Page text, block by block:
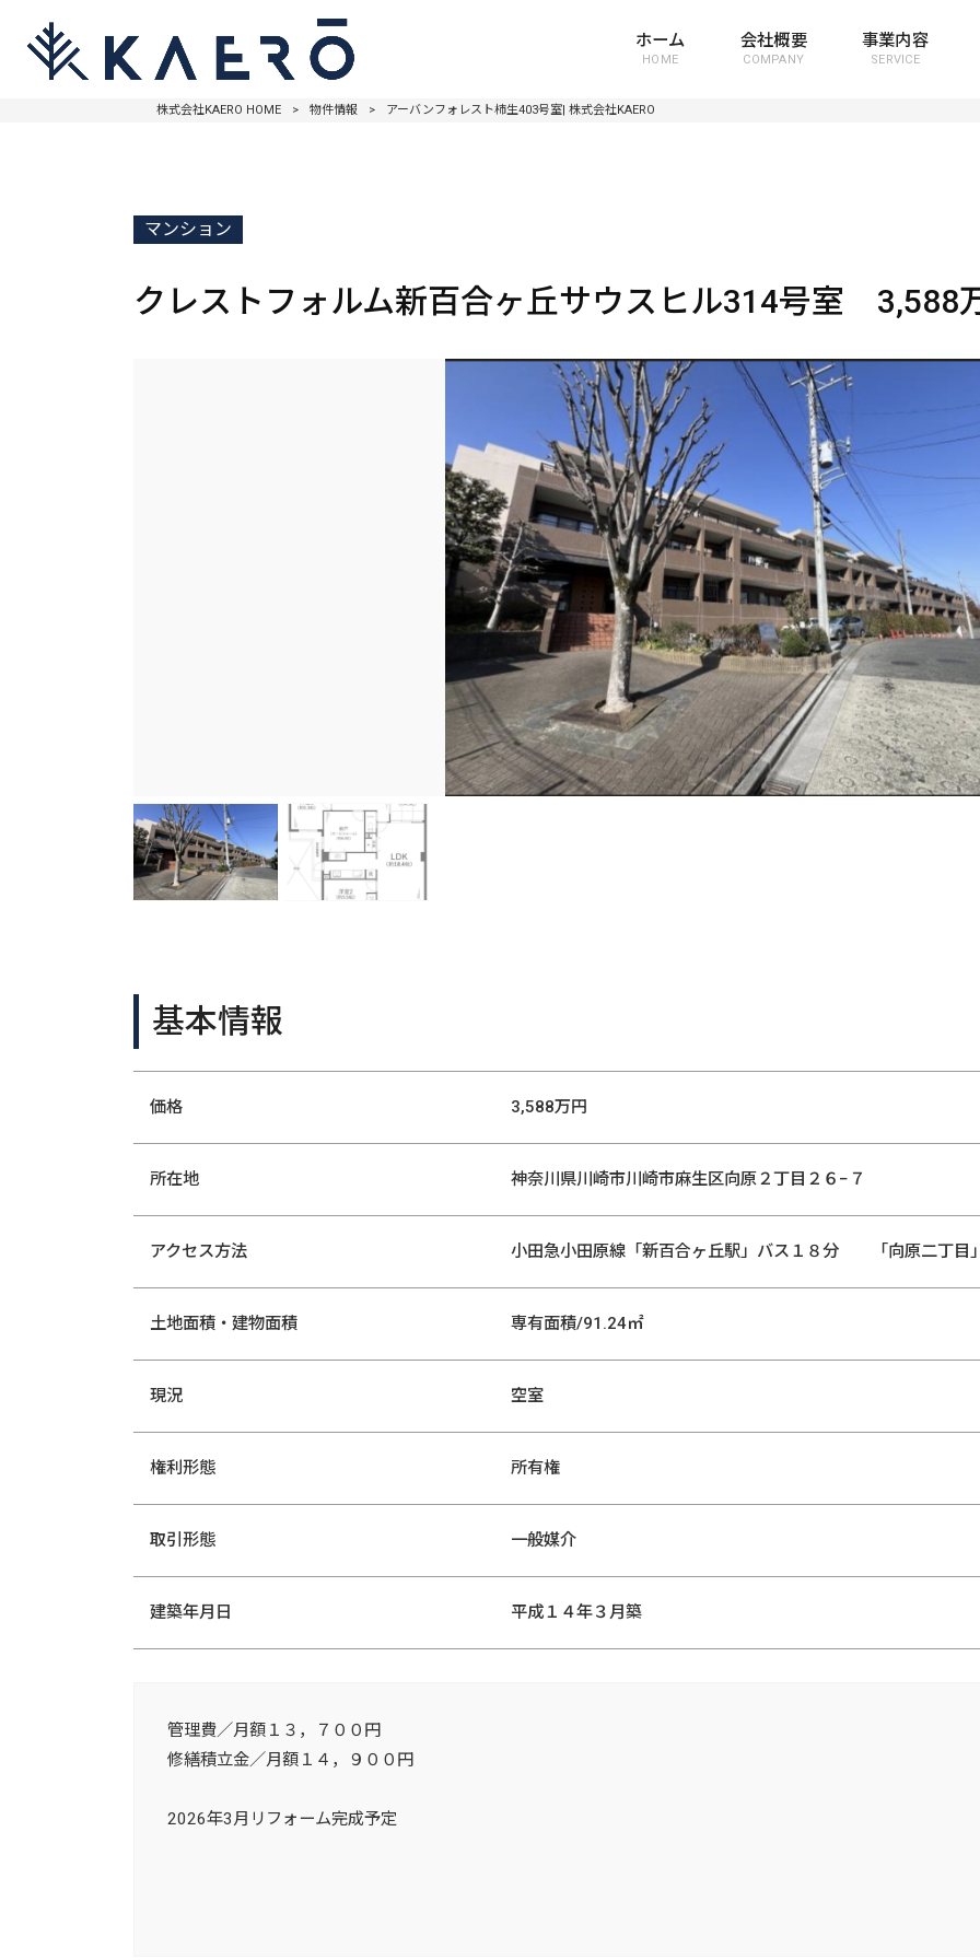
ホーム
HOME
会社概要
COMPANY
事業内容
SERVICE
株式会社KAERO HOME > 物件情報 > アーバンフォレスト柿生403号室| 株式会社KAERO
マンション
クレストフォルム新百合ヶ丘サウスヒル314号室 3,588
基本情報
価格 3,588万円
所在地 神奈川県川崎市川崎市麻生区向原２丁目２６−７
アクセス方法 小田急小田原線「新百合ヶ丘駅」バス１８分 「向原二丁目
土地面積・ 建物面積 専有面積/91.24㎡
現況 空室
権利形態 所有権
取引形態 一般媒介
建築年月日 平成１４年３月築
管理費／月額１３，７００円
修繕積立金／月額１４，９００円
2026年3月リフォーム完成予定